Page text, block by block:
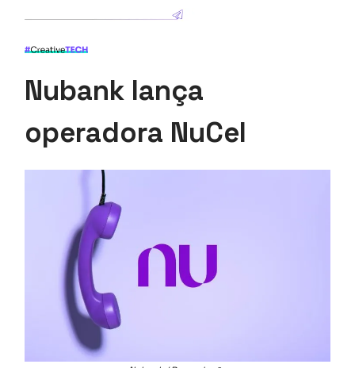
Nubank lança
operadora NuCel